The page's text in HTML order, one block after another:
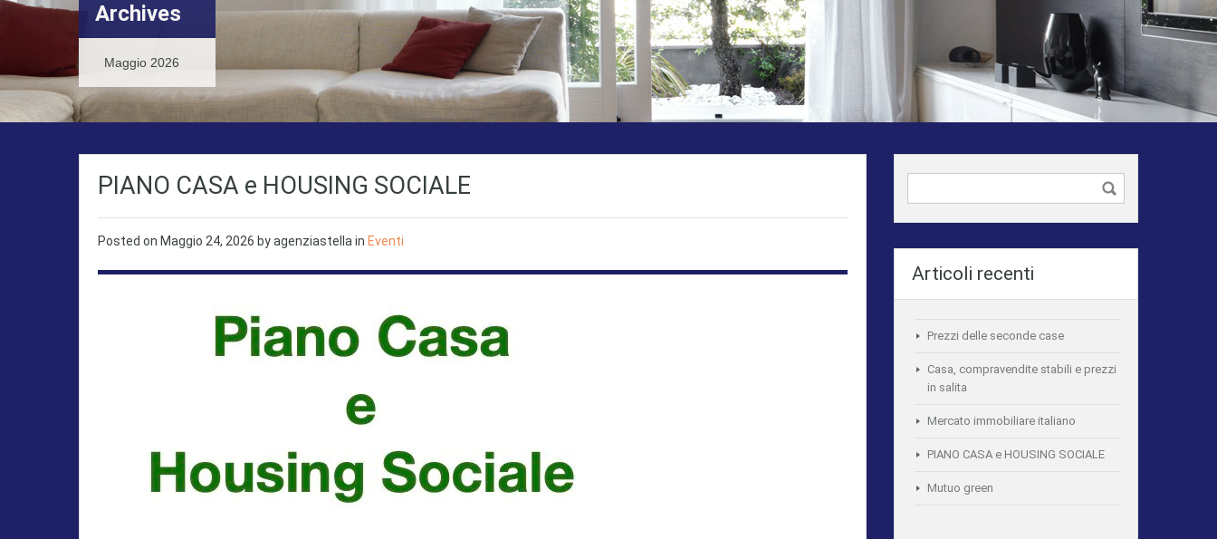
Archives
Maggio 2026
PIANO CASA e HOUSING SOCIALE
Posted on Maggio 24, 2026 byagenziastella in Eventi
Articoli recenti
Prezzi delle seconde case
Casa, compravendite stabili e prezzi
in salita
Mercato immobiliare italiano
PIANO CASA e HOUSING SOCIALE
Mutuo green